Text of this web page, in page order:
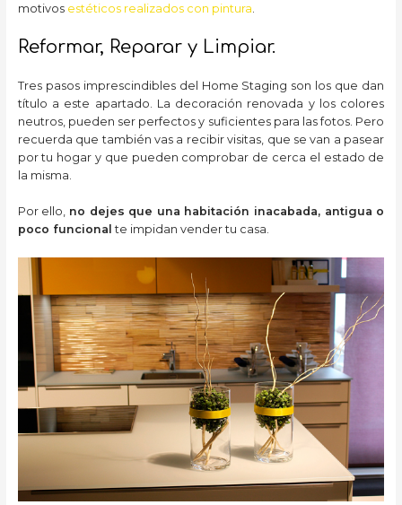
motivos estéticos realizados con pintura
Reformar, Reparar y Limpiar.
Tres pasos imprescindibles del Home Staging son los que dan
título a este apartado. La decoración renovada y los colores
neutros, pueden ser perfectos y suficientes para las fotos. Pero
recuerda que también vas a recibir visitas, que se van a pasear
por tu hogar y que pueden comprobar de cerca el estado de
la misma.
Por ello, no dejes que una habitación inacabada, antigua o
poco funcional te impidan vender tu casa.